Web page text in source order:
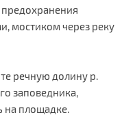
мостиком через реку
речную долину р.
заповедника,
на площадке.